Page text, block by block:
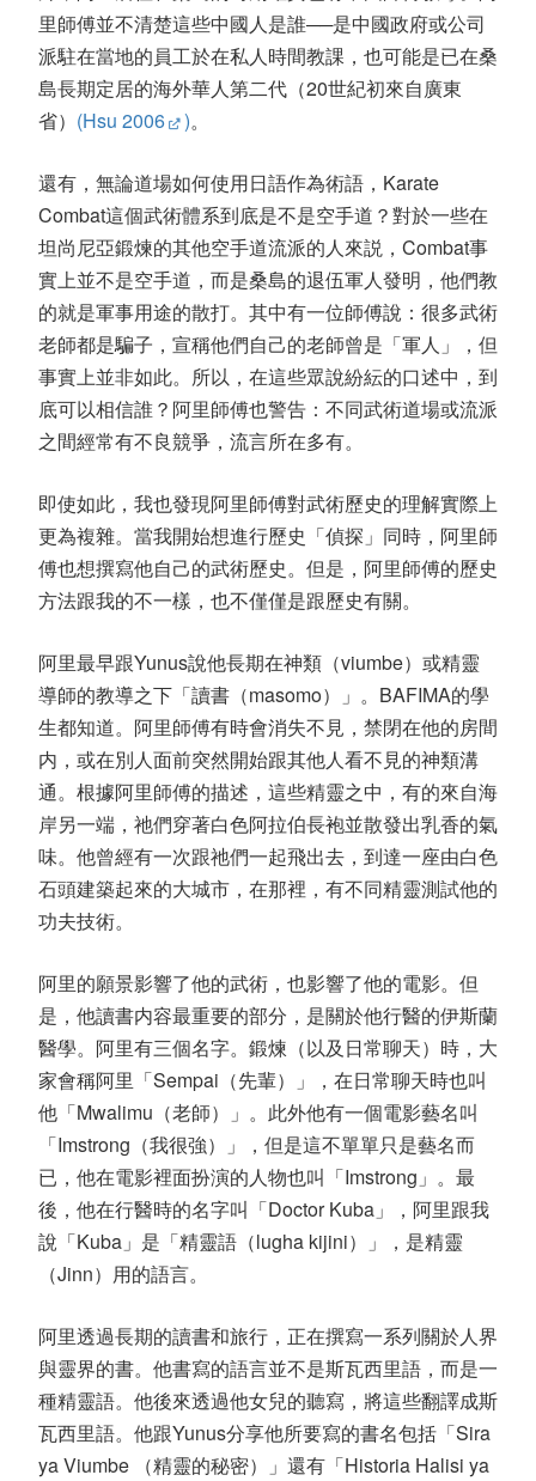
里師傅並不清楚這些中國人是誰──是中國政府或公司
派駐在當地的員工於在私人時間教課，也可能是已在桑
島長期定居的海外華人第二代（20世紀初來自廣東
省） (Hsu 2006 )。
還有，無論道場如何使用日語作為術語，Karate
Combat這個武術體系到底是不是空手道？對於一些在
坦尚尼亞鍛煉的其他空手道流派的人來説，Combat事
實上並不是空手道，而是桑島的退伍軍人發明，他們教
的就是軍事用途的散打。其中有一位師傅說：很多武術
老師都是騙子，宣稱他們自己的老師曾是「軍人」，但
事實上並非如此。所以，在這些眾說紛紜的口述中，到
底可以相信誰？阿里師傅也警告：不同武術道場或流派
之間經常有不良競爭，流言所在多有。
即使如此，我也發現阿里師傅對武術歷史的理解實際上
更為複雜。當我開始想進行歷史「偵探」同時，阿里師
傅也想撰寫他自己的武術歷史。但是，阿里師傅的歷史
方法跟我的不一樣，也不僅僅是跟歷史有關。
阿里最早跟Yunus說他長期在神類（viumbe）或精靈
導師的教導之下「讀書（masomo）」。BAFIMA的學
生都知道。阿里師傅有時會消失不見，禁閉在他的房間
内，或在別人面前突然開始跟其他人看不見的神類溝
通。根據阿里師傅的描述，這些精靈之中，有的來自海
岸另一端，祂們穿著白色阿拉伯長袍並散發出乳香的氣
味。他曾經有一次跟祂們一起飛出去，到達一座由白色
石頭建築起來的大城市，在那裡，有不同精靈測試他的
功夫技術。
阿里的願景影響了他的武術，也影響了他的電影。但
是，他讀書内容最重要的部分，是關於他行醫的伊斯蘭
醫學。阿里有三個名字。鍛煉（以及日常聊天）時，大
家會稱阿里「Sempai（先輩）」，在日常聊天時也叫
他「Mwalimu（老師）」。此外他有一個電影藝名叫
「Imstrong（我很強）」，但是這不單單只是藝名而
已，他在電影裡面扮演的人物也叫「Imstrong」。最
後，他在行醫時的名字叫「Doctor Kuba」，阿里跟我
說「Kuba」是「精靈語（lugha kijini）」，是精靈
（Jinn）用的語言。
阿里透過長期的讀書和旅行，正在撰寫一系列關於人界
與靈界的書。他書寫的語言並不是斯瓦西里語，而是一
種精靈語。他後來透過他女兒的聽寫，將這些翻譯成斯
瓦西里語。他跟Yunus分享他所要寫的書名包括「Sira
ya Viumbe （精靈的秘密）」還有「Historia Halisi ya